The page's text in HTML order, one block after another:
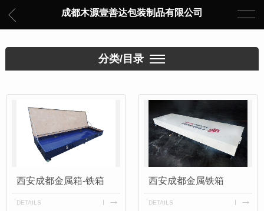
成都木源壹善达包装制品有限公司
分类/目录
西安成都金属箱-铁箱
DETAILS
西安成都金属铁箱
DETAILS